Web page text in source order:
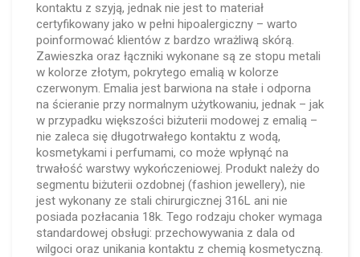
kontaktu z szyją, jednak nie jest to materiał
certyfikowany jako w pełni hipoalergiczny – warto
poinformować klientów z bardzo wrażliwą skórą.
Zawieszka oraz łączniki wykonane są ze stopu metali
w kolorze złotym, pokrytego emalią w kolorze
czerwonym. Emalia jest barwiona na stałe i odporna
na ścieranie przy normalnym użytkowaniu, jednak – jak
w przypadku większości biżuterii modowej z emalią –
nie zaleca się długotrwałego kontaktu z wodą,
kosmetykami i perfumami, co może wpłynąć na
trwałość warstwy wykończeniowej. Produkt należy do
segmentu biżuterii ozdobnej (fashion jewellery), nie
jest wykonany ze stali chirurgicznej 316L ani nie
posiada pozłacania 18k. Tego rodzaju choker wymaga
standardowej obsługi: przechowywania z dala od
wilgoci oraz unikania kontaktu z chemią kosmetyczną.